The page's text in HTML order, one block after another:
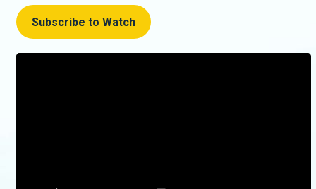
Subscribe to Watch